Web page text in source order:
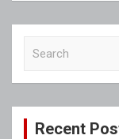
c
Recent